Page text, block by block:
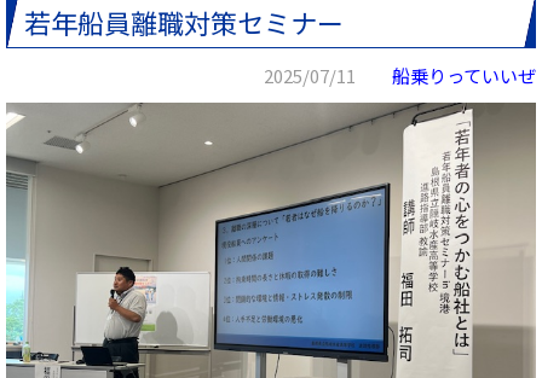
若年船員離職対策セミナー
2025/07/11 船乗りっていいぜ